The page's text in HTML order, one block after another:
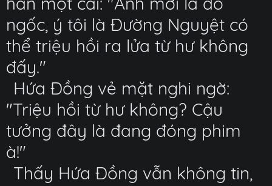
ngốc, ý tôi là Đường Nguyệt có
thể triệu hồi ra lửa từ hư không
đấy."
Hứa Đồng vẻ mặt nghi ngờ:
"Triệu hồi từ hư không? Cậu
tưởng đây là đang đóng phim
à!"
Thấy Hứa Đồng vẫn không tin,